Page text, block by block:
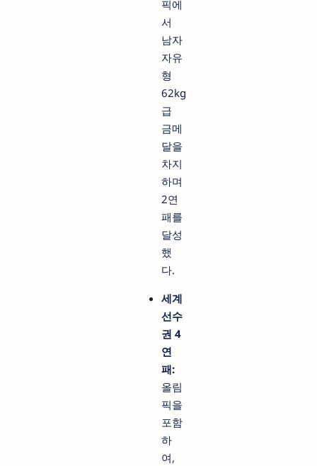
픽에
서
남자
자유
형
62kg
급
금메
달을
차지
하며
2연
패를
달성
했
다.
세계
선수
권 4
연
패:
올림
픽을
포함
하
여,